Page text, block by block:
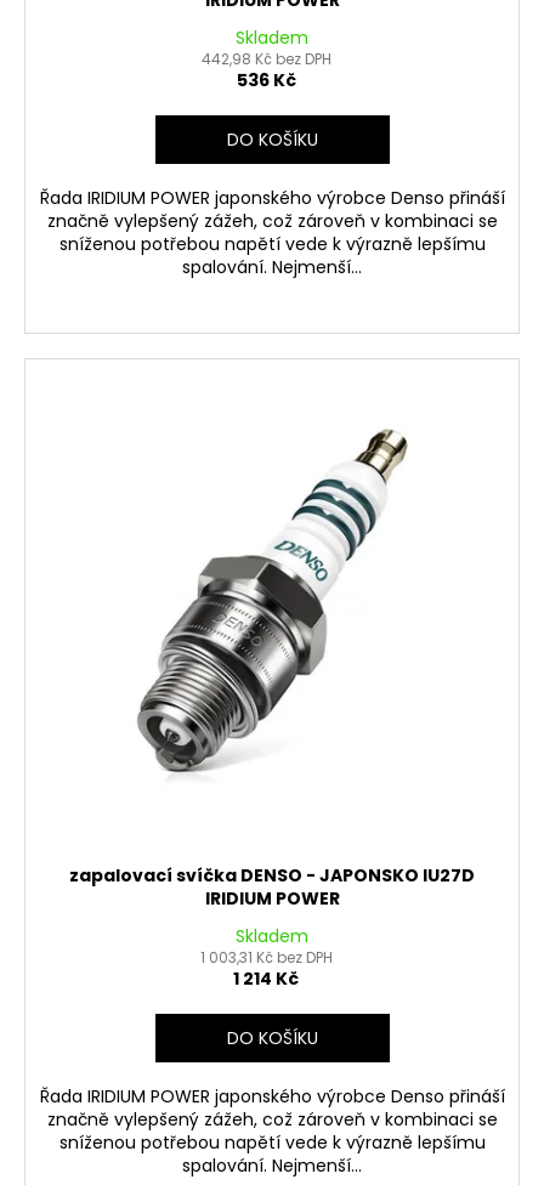
Skladem
442,98 Kč bez DPH
536 Kč
DO KOŠÍKU
Řada IRIDIUM POWER japonského výrobce Denso přináší
značně vylepšený zážeh, což zároveň v kombinaci se
sníženou potřebou napětí vede k výrazně lepšímu
spalování. Nejmenší...
zapalovací svíčka DENSO - JAPONSKO IU27D
IRIDIUM POWER
Skladem
1 003,31 Kč bez DPH
1 214 Kč
DO KOŠÍKU
Řada IRIDIUM POWER japonského výrobce Denso přináší
značně vylepšený zážeh, což zároveň v kombinaci se
sníženou potřebou napětí vede k výrazně lepšímu
spalování. Nejmenší...